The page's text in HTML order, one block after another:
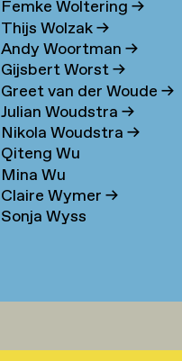
Femke Woltering→
Thijs Wolzak→
Andy Woortman→
Gijsbert Worst→
Greet van der Woude→
Julian Woudstra→
Nikola Woudstra→
Qiteng Wu
Mina Wu
Claire Wymer→
Sonja Wyss